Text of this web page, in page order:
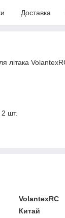
Доставка
літака
шт.
VolantexRC
Китай